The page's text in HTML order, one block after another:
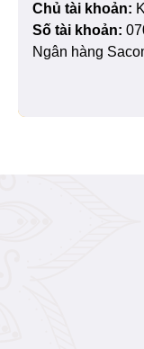
Chủ tài khoản:
Số tài khoản:
Ngân hàng